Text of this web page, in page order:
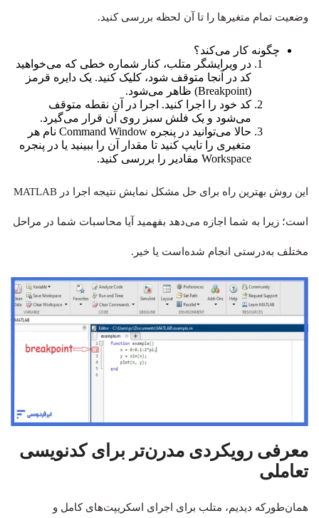
وضعیت تمام متغیرها را تا آن لحظه بررسی کنید.
چگونه کار می‌کند؟
در ویرایشگر متلب، کنار شماره خطی که می‌خواهید
کد در آنجا متوقف شود، کلیک کنید. یک دایره قرمز
(Breakpoint) ظاهر می‌شود.
کد خود را اجرا کنید. اجرا در آن نقطه متوقف
می‌شود و یک فلش سبز روی آن قرار می‌گیرد.
حالا می‌توانید در پنجره Command Window نام هر
متغیری را تایپ کنید تا مقدار آن را ببینید یا در پنجره
Workspace مقادیر را بررسی کنید.
این روش بهترین راه برای حل مشکل نمایش نتیجه اجرا در MATLAB
است؛ زیرا به شما اجازه می‌دهد بفهمید آیا محاسبات شما در مراحل
مختلف به‌درستی انجام شده‌است یا خیر.
معرفی رویکردی مدرن‌تر برای کدنویسی
تعاملی
همان‌طورکه دیدیم، متلب برای اجرای اسکریپت‌های کامل و